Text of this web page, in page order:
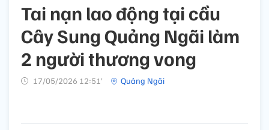
Tai nạn lao động tại cầu
Cây Sung Quảng Ngãi làm
2 người thương vong
17/05/2026 12:51’ Quảng Ngãi